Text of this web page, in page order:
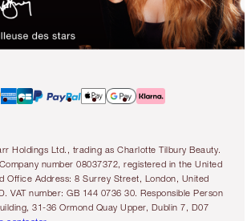
Holdings Ltd., trading as Charlotte Tilbury Beauty.
number 08037372, registered in the United
Office Address: 8 Surrey Street, London, United
VAT number: GB 144 0736 30. Responsible Person
31-36 Ormond Quay Upper, Dublin 7, D07